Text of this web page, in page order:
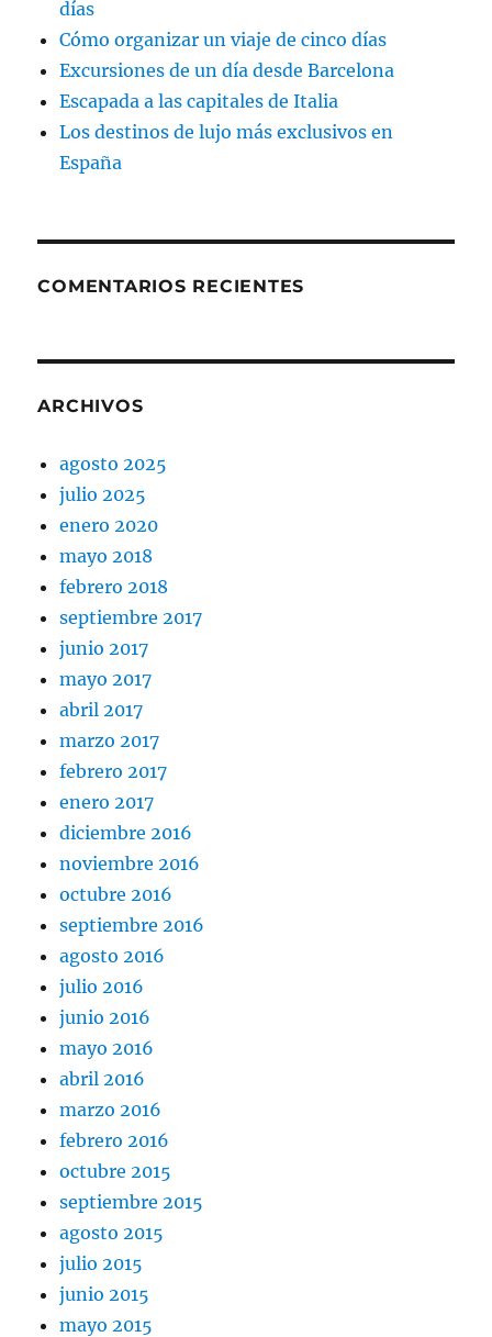
días
Cómo organizar un viaje de cinco días
Excursiones de un día desde Barcelona
Escapada a las capitales de Italia
Los destinos de lujo más exclusivos en
España
COMENTARIOS RECIENTES
ARCHIVOS
agosto 2025
julio 2025
enero 2020
mayo 2018
febrero 2018
septiembre 2017
junio 2017
mayo 2017
abril 2017
marzo 2017
febrero 2017
enero 2017
diciembre 2016
noviembre 2016
octubre 2016
septiembre 2016
agosto 2016
julio 2016
junio 2016
mayo 2016
abril 2016
marzo 2016
febrero 2016
octubre 2015
septiembre 2015
agosto 2015
julio 2015
junio 2015
mayo 2015